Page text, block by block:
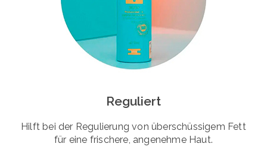
Reguliert
Hilft bei der Regulierung von überschüssigem Fett
für eine frischere, angenehme Haut.